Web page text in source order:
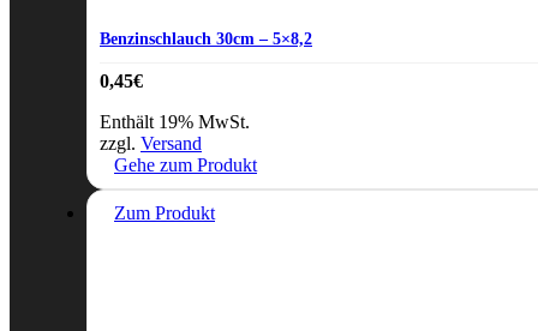
Benzinschlauch 30cm – 5×8,2
0,45€
Enthält 19% MwSt.
zzgl. Versand
Gehe zum Produkt
Zum Produkt